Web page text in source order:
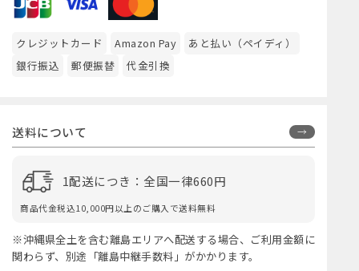
クレジットカード Amazon Pay
あと払い（ペイディ）
銀行振込
郵便振替 代金引換
送料について
1配送につき：全国一律660円
商品代金税込10,000円以上のご購入で送料無料
※沖縄県全土を含む離島エリアへ配送する場合、ご利用金額に
関わらず、別途「離島中継手数料」がかかります。